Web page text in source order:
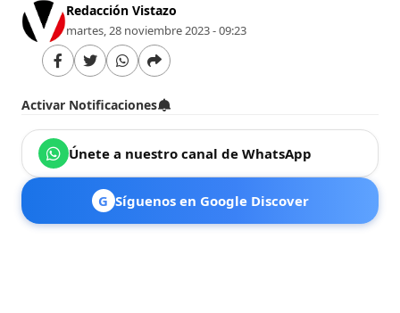
Redacción Vistazo
martes, 28 noviembre 2023 - 09:23
Activar Notificaciones
Únete a nuestro canal de WhatsApp
G Síguenos en Google Discover